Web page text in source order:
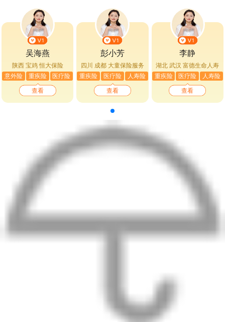
吴海燕
陕西 宝鸡恒大保险
意外险
重疾险 医疗险
查看
彭小芳
四川 成都 大童保险服务
重疾险
医疗险 人寿险
查看
李静
湖北 武汉富德生命人寿
重疾险
医疗险 人寿险
查看